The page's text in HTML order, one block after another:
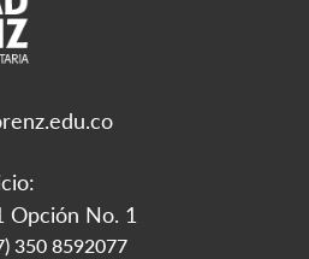
Opción No. 1
350 8592077